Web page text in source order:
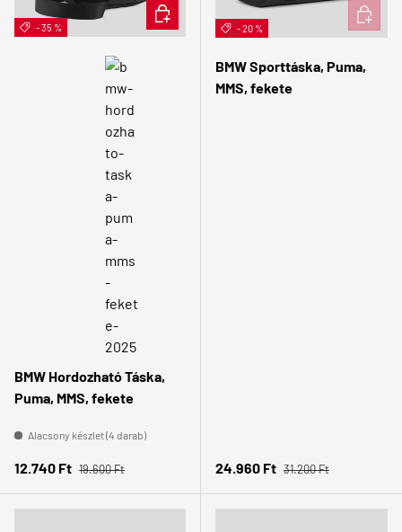
- 35 %
BMW Hordozható Táska,
Puma, MMS, fekete
Alacsony készlet (4 darab)
Eladási ár
12.740 Ft Normál ár
19.600 Ft
KOSÁRBA
- 20 %
BMW Sporttáska, Puma,
MMS, fekete
Eladási ár
24.960 Ft Normál ár
31.200 Ft